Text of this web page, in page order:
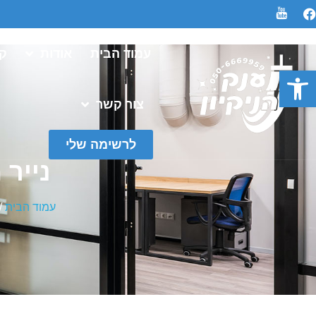
פתח סרגל נגישות
עמוד הבית
צור קשר
לרשימה שלי
עמוד הבית